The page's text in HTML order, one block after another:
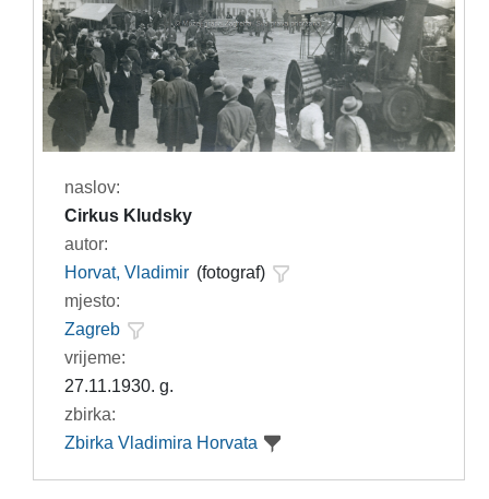
naslov:
Cirkus Kludsky
autor:
Horvat, Vladimir (fotograf)
mjesto:
Zagreb
vrijeme:
27.11.1930. g.
zbirka:
Zbirka Vladimira Horvata